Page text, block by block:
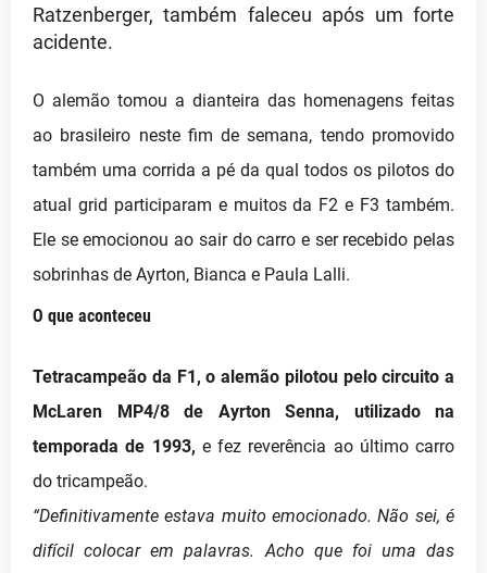
Ratzenberger, também faleceu após um forte
acidente.
O alemão tomou a dianteira das homenagens feitas
ao brasileiro neste fim de semana, tendo promovido
também uma corrida a pé da qual todos os pilotos do
atual grid participaram e muitos da F2 e F3 também.
Ele se emocionou ao sair do carro e ser recebido pelas
sobrinhas de Ayrton, Bianca e Paula Lalli.
O que aconteceu
Tetracampeão da F1, o alemão pilotou pelo circuito a
McLaren MP4/8 de Ayrton Senna, utilizado na
temporada de 1993, e fez reverência ao último carro
do tricampeão.
“Definitivamente estava muito emocionado. Não sei, é
difícil colocar em palavras. Acho que foi uma das